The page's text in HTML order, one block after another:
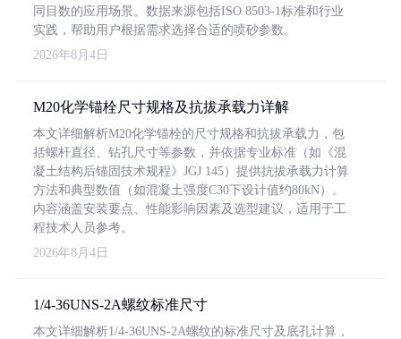
同目数的应用场景。数据来源包括ISO 8503-1标准和行业
实践，帮助用户根据需求选择合适的喷砂参数。
2026年8月4日
M20化学锚栓尺寸规格及抗拔承载力详解
本文详细解析M20化学锚栓的尺寸规格和抗拔承载力，包
括螺杆直径、钻孔尺寸等参数，并依据专业标准（如《混
凝土结构后锚固技术规程》JGJ 145）提供抗拔承载力计算
方法和典型数值（如混凝土强度C30下设计值约80kN）。
内容涵盖安装要点、性能影响因素及选型建议，适用于工
程技术人员参考。
2026年8月4日
1/4-36UNS-2A螺纹标准尺寸
本文详细解析1/4-36UNS-2A螺纹的标准尺寸及底孔计算，